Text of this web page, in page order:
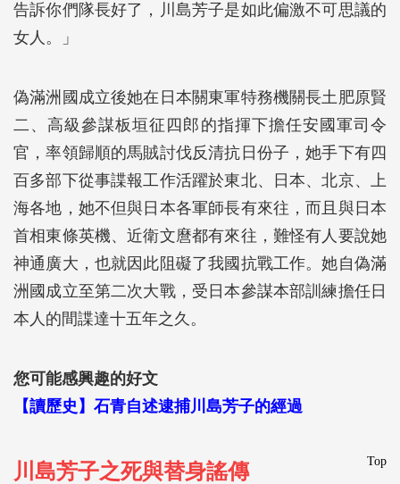
告訴你們隊長好了，川島芳子是如此偏激不可思議的
女人。」
偽滿洲國成立後她在日本關東軍特務機關長土肥原賢
二、高級參謀板垣征四郎的指揮下擔任安國軍司令
官，率領歸順的馬賊討伐反清抗日份子，她手下有四
百多部下從事諜報工作活躍於東北、日本、北京、上
海各地，她不但與日本各軍師長有來往，而且與日本
首相東條英機、近衛文麿都有來往，難怪有人要說她
神通廣大，也就因此阻礙了我國抗戰工作。她自偽滿
洲國成立至第二次大戰，受日本參謀本部訓練擔任日
本人的間諜達十五年之久。
您可能感興趣的好文
【讀歷史】石青自述逮捕川島芳子的經過
Top
川島芳子之死與替身謠傳